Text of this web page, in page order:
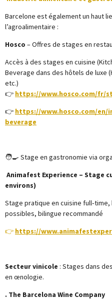
Barcelone est également un haut
l’agroalimentaire :
Hosco – Offres de stages en
Accès à des stages en cuisine
Beverage dans des hôtels de luxe
etc.)
👉 https://www.hosco.com/fr/
👉 https://www.hosco.com/
beverage
🧑‍🍳 Stage en gastronomie via
Animafest Experience – Stage
environs)
Stage pratique en cuisine
possibles, bilingue recommandé
👉 https://
Secteur vinicole : Stages dans
en œnologie.
. The Barcelona Wine Company